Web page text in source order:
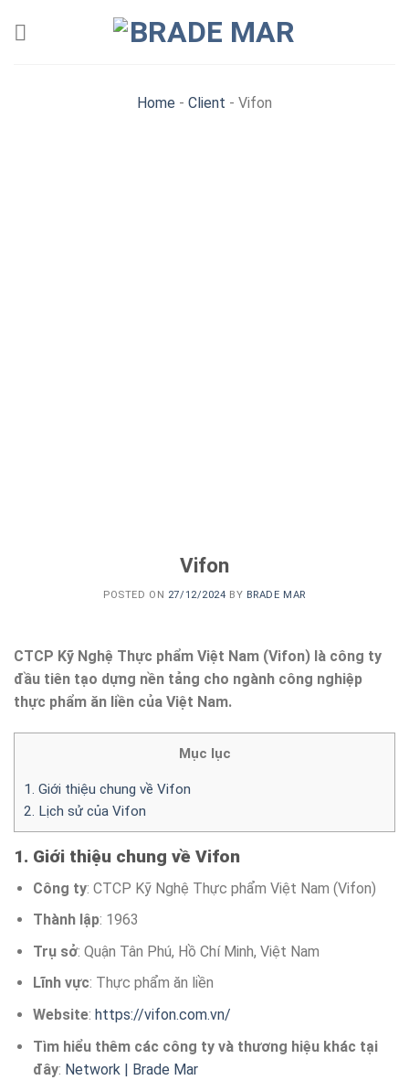
Home - Client - Vifon
Vifon
POSTED ON 27/12/2024 BY BRADE MAR
CTCP Kỹ Nghệ Thực phẩm Việt Nam (Vifon) là công ty
đầu tiên tạo dựng nền tảng cho ngành công nghiệp
thực phẩm ăn liền của Việt Nam.
Mục lục
1. Giới thiệu chung về Vifon
2. Lịch sử của Vifon
1. Giới thiệu chung về Vifon
Công ty: CTCP Kỹ Nghệ Thực phẩm Việt Nam (Vifon)
Thành lập: 1963
Trụ sở: Quận Tân Phú, Hồ Chí Minh, Việt Nam
Lĩnh vực: Thực phẩm ăn liền
Website: https://vifon.com.vn/
Tìm hiểu thêm các công ty và thương hiệu khác tại
đây: Network | Brade Mar